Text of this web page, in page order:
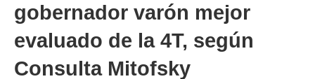
gobernador varón mejor
evaluado de la 4T, según
Consulta Mitofsky